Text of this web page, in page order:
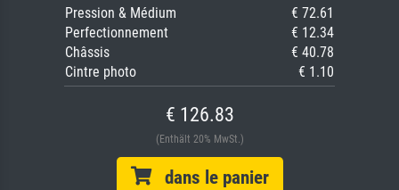
Pression & Médium
€ 72.61
Perfectionnement
€ 12.34
Châssis
€ 40.78
Cintre photo
€ 1.10
€ 126.83
(Enthält 20% MwSt.)
dans le panier